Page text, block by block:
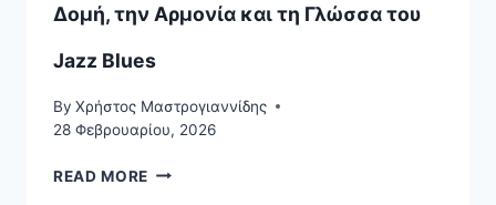
Δομή, την Αρμονία και τη Γλώσσα του
Jazz Blues
By Χρήστος Μαστρογιαννίδης
28 Φεβρουαρίου, 2026
READ MORE BLUES